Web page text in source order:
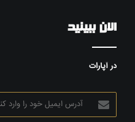
الان ببینید
در آپارات
آدرس
ایمیل